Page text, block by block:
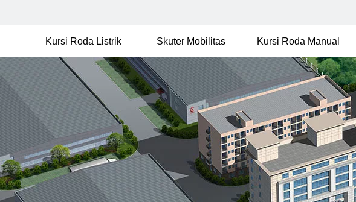
Kursi Roda Listrik Skuter Mobilitas Kursi Roda Manual